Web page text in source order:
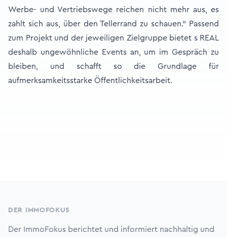
Werbe- und Vertriebswege reichen nicht mehr aus, es
zahlt sich aus, über den Tellerrand zu schauen.“ Passend
zum Projekt und der jeweiligen Zielgruppe bietet s REAL
deshalb ungewöhnliche Events an, um im Gespräch zu
bleiben, und schafft so die Grundlage für
aufmerksamkeitsstarke Öffentlichkeitsarbeit.
DER IMMOFOKUS
Der ImmoFokus berichtet und informiert nachhaltig und